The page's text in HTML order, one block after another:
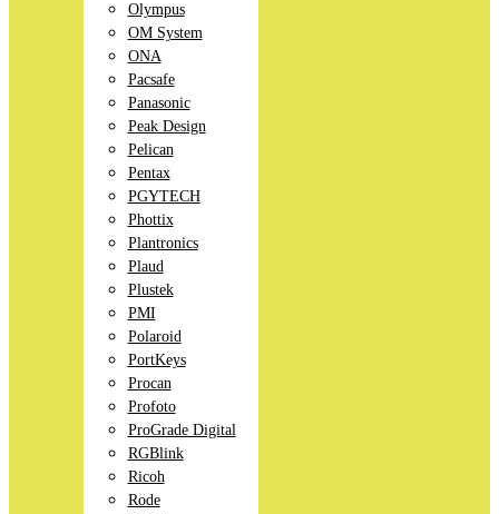
Olympus
OM System
ONA
Pacsafe
Panasonic
Peak Design
Pelican
Pentax
PGYTECH
Phottix
Plantronics
Plaud
Plustek
PMI
Polaroid
PortKeys
Procan
Profoto
ProGrade Digital
RGBlink
Ricoh
Rode